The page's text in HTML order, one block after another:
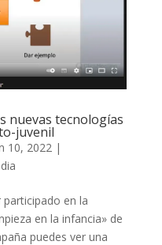
nuevas tecnologías
juvenil
10, 2022 |
en la
en la infancia» de
puedes ver una